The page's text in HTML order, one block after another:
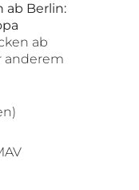
ab Berlin:
ab
anderem